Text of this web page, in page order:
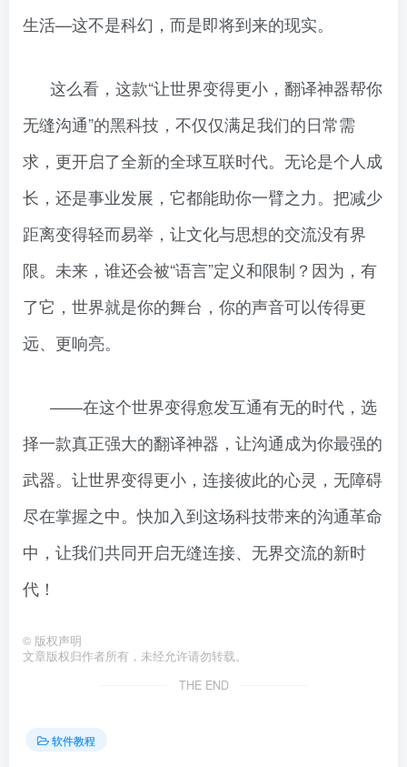
生活—这不是科幻，而是即将到来的现实。
这么看，这款“让世界变得更小，翻译神器帮你
无缝沟通”的黑科技，不仅仅满足我们的日常需
求，更开启了全新的全球互联时代。无论是个人成
长，还是事业发展，它都能助你一臂之力。把减少
距离变得轻而易举，让文化与思想的交流没有界
限。未来，谁还会被“语言”定义和限制？因为，有
了它，世界就是你的舞台，你的声音可以传得更
远、更响亮。
——在这个世界变得愈发互通有无的时代，选
择一款真正强大的翻译神器，让沟通成为你最强的
武器。让世界变得更小，连接彼此的心灵，无障碍
尽在掌握之中。快加入到这场科技带来的沟通革命
中，让我们共同开启无缝连接、无界交流的新时
代！
© 版权声明
文章版权归作者所有，未经允许请勿转载。
THE END
软件教程